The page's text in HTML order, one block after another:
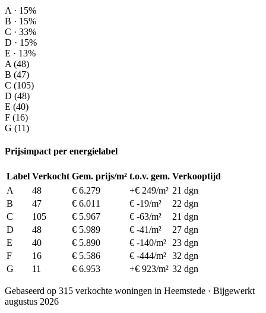
A · 15%
B · 15%
C · 33%
D · 15%
E · 13%
A (48)
B (47)
C (105)
D (48)
E (40)
F (16)
G (11)
Prijsimpact per energielabel
Label Verkocht Gem. prijs/m² t.o.v. gem. Verkooptijd
A
48 € 6.279 +€ 249/m² 21 dgn
B
47 € 6.011 € -19/m²
22 dgn
C
105 € 5.967 € -63/m²
21 dgn
D
48 € 5.989 € -41/m²
27 dgn
E
40 € 5.890 € -140/m²
23 dgn
F
16 € 5.586 € -444/m² 32 dgn
G
11 € 6.953 +€ 923/m² 32 dgn
Gebaseerd op 315 verkochte woningen in Heemstede · Bijgewerkt
augustus 2026